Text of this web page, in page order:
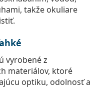
takže okuliare
vyrobené z
materiálov, ktoré
optiku, odolnosť a